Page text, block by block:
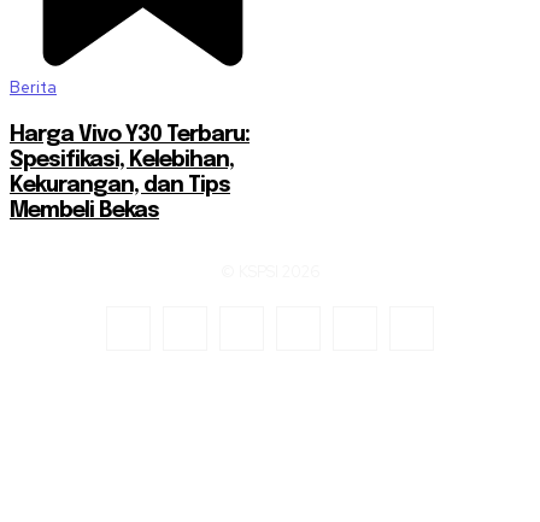
Berita
Harga Vivo Y30 Terbaru:
Spesifikasi, Kelebihan,
Kekurangan, dan Tips
Membeli Bekas